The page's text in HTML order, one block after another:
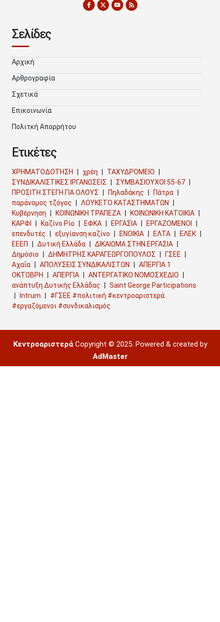
Σελίδες
Αρχική
Αρθρογραφία
Σχετικά
Επικοινωνία
Πολιτκή Απορρήτου
Ετικέτες
ΧΡΗΜΑΤΟΔΟΤΗΣΗ χρέη
ΤΑΧΥΔΡΟΜΕΙΟ
ΣΥΝΔΙΚΑΛΙΣΤΙΚΕΣ ΙΡΓΑΝΩΣΕΙΣ
ΣΥΜΒΑΣΙΟΥΧΟΙ 55-67
ΠΡΟΣΙΤΗ ΣΤΕΓΗ ΓΙΑ ΟΛΟΥΣ
Πηλαδάκης
Πάτρα
παράνομος τζόγος
ΛΟΥΚΕΤΟ ΚΑΤΑΣΤΗΜΑΤΩΝ
Κυβέρνηση
ΚΟΙΝΩΝΙΚΗ ΤΡΑΠΕΖΑ
ΚΟΙΝΩΝΙΚΗ ΚΑΤΟΙΚΙΑ
ΚΑΡΦΙ
Καζίνο Ρίο ΕΦΚΑ ΕΡΓΑΣΙΑ
ΕΡΓΑΖΟΜΕΝΟΙ
επενδυτές
εξυγίανση καζίνο ΕΝΟΙΚΙΑ ΕΛΤΑ
ΕΛΕΚ
ΕΕΕΠ
Δυτική Ελλάδα
ΔΙΚΑΙΩΜΑ ΣΤΗΝ ΕΡΓΑΣΙΑ
Δημόσιο
ΔΗΜΗΤΡΗΣ ΚΑΡΑΓΕΩΡΓΟΠΟΥΛΟΣ
ΓΣΕΕ
Αχαΐα
ΑΠΟΛΥΣΕΙΣ ΣΥΝΔΙΚΑΛΙΣΤΩΝ
ΑΠΕΡΓΙΑ 1
ΟΚΤΩΒΡΗ
ΑΠΕΡΓΙΑ
ΑΝΤΕΡΓΑΤΙΚΟ ΝΟΜΟΣΧΕΔΙΟ
ανάπτυξη Δυτικής Ελλάδας
Saint George Participations
Intrum
#ΓΣΕΕ #πολιτική #κεντροαριστερά
#εργαζόμενοι #συνδικαλισμός
ΚεντροαριστεράCopyright © 2025. Powered & created by
AdMaster